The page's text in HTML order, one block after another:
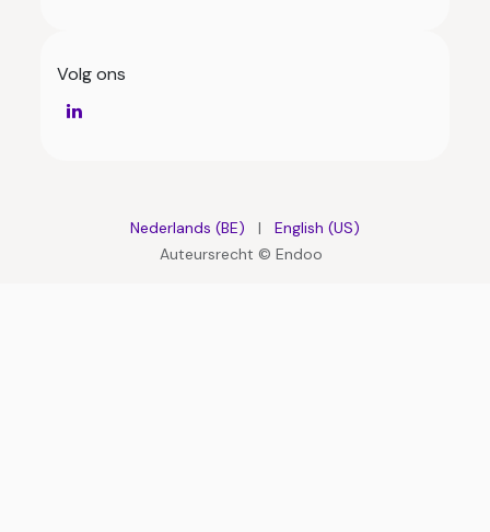
Volg ons
Auteursrecht © Endoo
Nederlands (BE) | English (US)